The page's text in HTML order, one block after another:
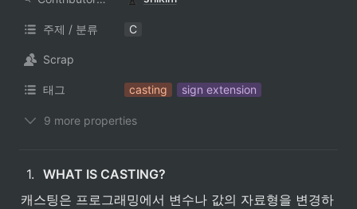
주제 / 분류 C
Scrap
태그 casting sign extension
9 more properties
1. WHAT IS CASTING?
캐스팅은 프로그래밍에서 변수나 값의 자료형을 변경하